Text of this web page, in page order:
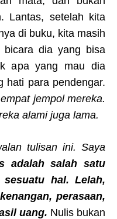
Lantas, setelah kita
di buku, kita masih
bicara dia yang bisa
apa yang mau dia
hati para pendengar.
empat jempol mereka.
alami juga lama.
tulisan ini. Saya
adalah salah satu
sesuatu hal. Lelah,
perasaan,
uang. Nulis bukan